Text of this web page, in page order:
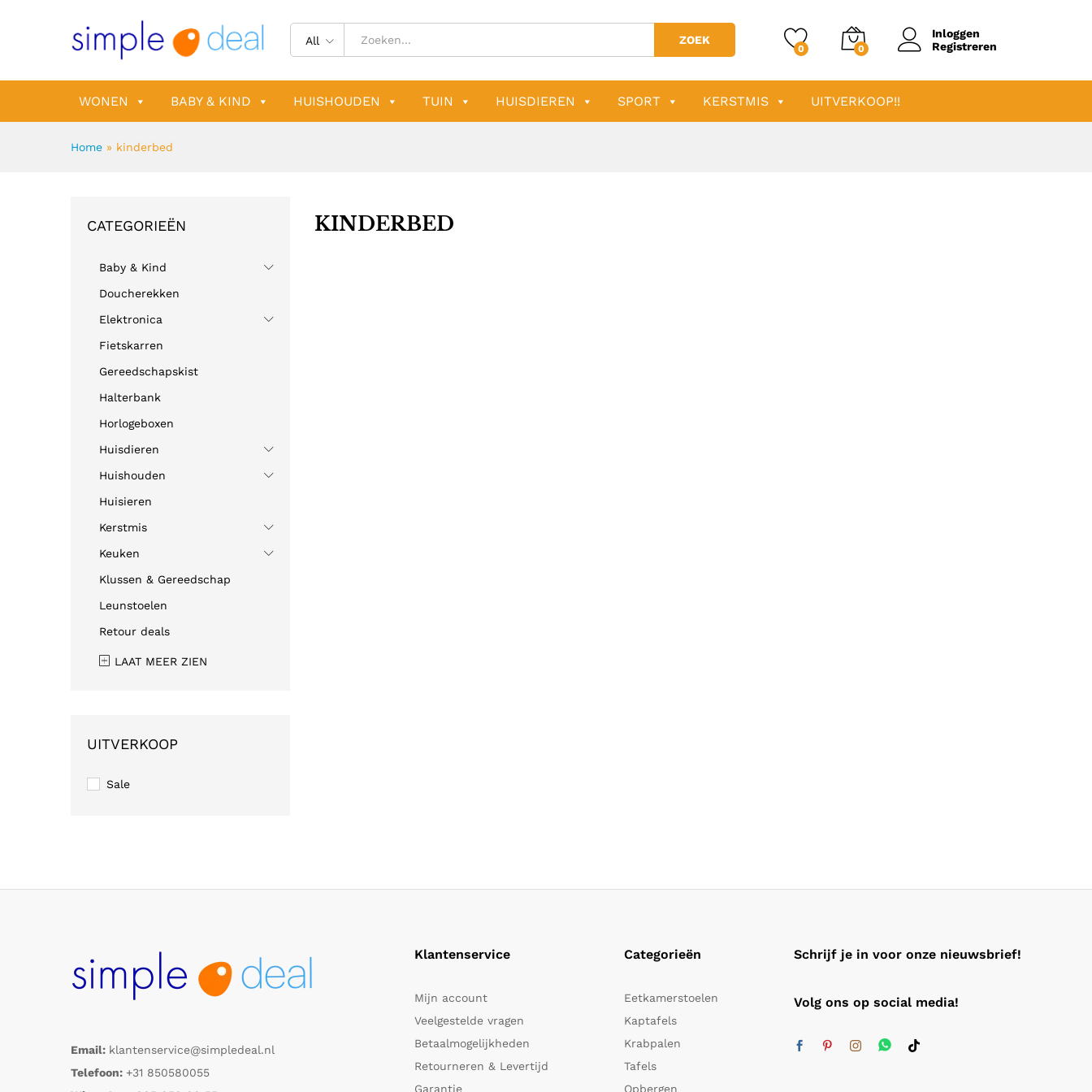
All ZOEK
0 0
Inloggen
Registreren
WONEN BABY & KIND HUISHOUDEN TUIN HUISDIEREN SPORT KERSTMIS UITVERKOOP!!
Home » kinderbed
KINDERBED
CATEGORIEËN
Baby & Kind
Doucherekken
Elektronica
Fietskarren
Gereedschapskist
Halterbank
Horlogeboxen
Huisdieren
Huishouden
Huisieren
Kerstmis
Keuken
Klussen & Gereedschap
Leunstoelen
Retour deals
LAAT MEER ZIEN
UITVERKOOP
Sale
Email: klantenservice@simpledeal.nl
Telefoon: +31 850580055
Klantenservice
Mijn account
Veelgestelde vragen
Betaalmogelijkheden
Retourneren & Levertijd
Garantie
Categorieën
Eetkamerstoelen
Kaptafels
Krabpalen
Tafels
Opbergen
Schrijf je in voor onze nieuwsbrief!
Volg ons op social media!